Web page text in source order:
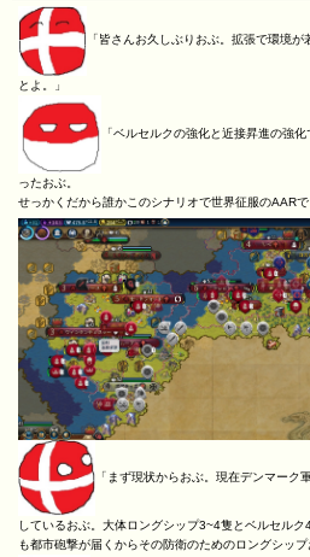
「皆さんお久しぶりおぶ。拡張で環境
とよ。」
「ベルセルクの強化と近接昇進の強
ったおぶ。
せっかくだから誰かこのシナリオで世界征服のAAR
「まず現状からおぶ。現在デンマー
しているおぶ。大体ロングシップ3~4隻とベルセル
も都市砲撃が届くからその防衛のためのロングシップ